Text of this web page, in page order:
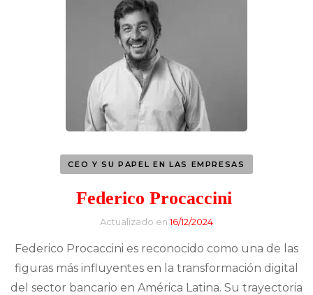
CEO Y SU PAPEL EN LAS EMPRESAS
Federico Procaccini
Actualizado en16/12/2024
Federico Procaccini es reconocido como una de las
figuras más influyentes en la transformación digital
del sector bancario en América Latina. Su trayectoria